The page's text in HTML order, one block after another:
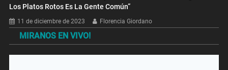
Los Platos Rotos Es La Gente Común”
11 de diciembre de 2023 Florencia Giordano
MIRANOS EN VIVO!